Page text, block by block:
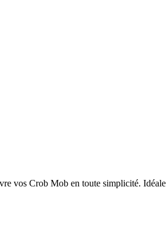
vos Crob Mob en toute simplicité.